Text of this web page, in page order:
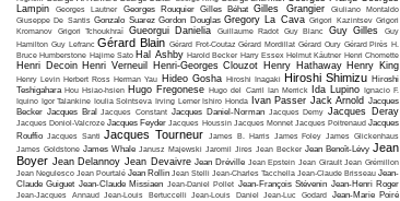
Lampin
Georges Lautner Georges Rouquier Gilles Béhat Gilles Grangier
Giuliano Montaldo
Giuseppe De Santis Gonzalo Suarez Gordon Douglas Gregory La Cava Grigori Kazintsev Grigori
Kromanov Grigori Tchoukhraï Gueorgui Danielia Guillaume Radot Guy Blanc Guy Gilles
Guy
Hamilton Guy Lefranc Gérard Blain Gérard Frot-Coutaz Gérard Mordillat Gérard Oury Gérard Pirès H.
Bruce Humberstone Hajime Sato Hal Ashby Harold Becker Harry Essex Helmut Käutner Henri Chomette
Henri Decoin Henri Verneuil Henri-Georges Clouzot Henry Hathaway Henry King
Henry Levin Herbert Ross Herman Yau Hideo Gosha Hiroshi Inagaki Hiroshi Shimizu Hiroshi
Teshigahara Hou Hsiao-hsien Hugo Fregonese Hugo del Carril Ian Merrick Ida Lupino Ignacio F.
Iquino Igor Talankine Ioulia Solntseva Irving Lerner Ishiro Honda Ivan Passer Jack Arnold Jacques
Becker Jacques Bral Jacques Constant Jacques Daniel-Norman Jacques Demy Jacques Deray
Jacques Doniol-Valcroze Jacques Feyder Jacques Houssin Jacques Monnet Jacques Poitrenaud Jacques
Rouffio Jacques Santi Jacques Tourneur James B. Harris James Foley James Glickenhaus
James Goldstone James Whale Janusz Majewski Jaromil Jires Jean Becker Jean Benoît-Lévy Jean
Boyer Jean Delannoy Jean Devaivre Jean Dréville Jean Epstein Jean Girault Jean Grémillon
Jean Negulesco Jean Pourtalé Jean Rollin Jean Stelli Jean-Charles Tacchella Jean-Claude Brisseau Jean-
Claude Guiguet Jean-Claude Missiaen Jean-Daniel Pollet Jean-François Stévenin Jean-Henri Roger
Jean-Jacques Annaud Jean-Louis Bertuccelli Jean-Louis Daniel Jean-Luc Godard Jean-Marie Poiré